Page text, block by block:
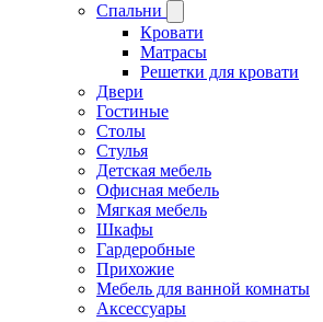
Спальни
Кровати
Матрасы
Решетки для кровати
Двери
Гостиные
Столы
Стулья
Детская мебель
Офисная мебель
Мягкая мебель
Шкафы
Гардеробные
Прихожие
Мебель для ванной комнаты
Аксессуары